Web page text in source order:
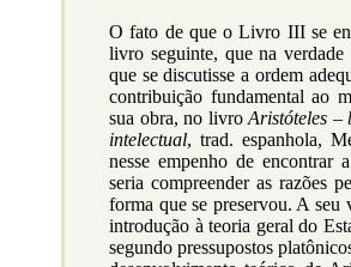
O fato de que o Livro III se
livro seguinte, que na
que se discutisse a ordem
contribuição fundamental ao
sua obra, no livro Aristóteles –
intelectual, trad. espanhola,
nesse empenho de encontrar
seria compreender as razões
forma que se preservou. A
introdução à teoria geral do
segundo pressupostos